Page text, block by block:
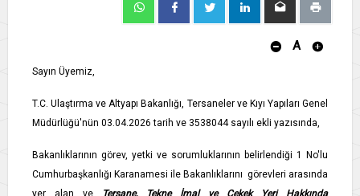
A
Sayın Üyemiz,
T.C. Ulaştırma ve Altyapı Bakanlığı, Tersaneler ve Kıyı Yapıları Genel
Müdürlüğü'nün 03.04.2026 tarih ve 3538044 sayılı ekli yazısında,
Bakanlıklarının görev, yetki ve sorumluklarının belirlendiği 1 No'lu
Cumhurbaşkanlığı Karanamesi ile Bakanlıklarını görevleri arasında